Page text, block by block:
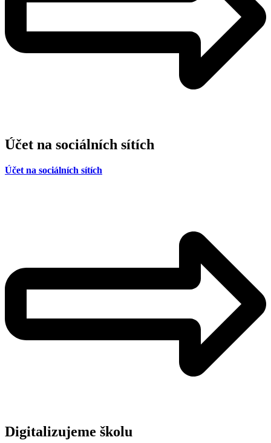
Účet na sociálních sítích
Účet na sociálních sítích
Digitalizujeme školu